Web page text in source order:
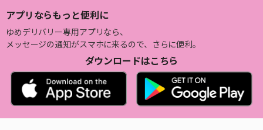
アプリならもっと便利に
ゆめデリバリー専用アプリなら、
メッセージの通知がスマホに来るので、さらに便利。
ダウンロードはこちら